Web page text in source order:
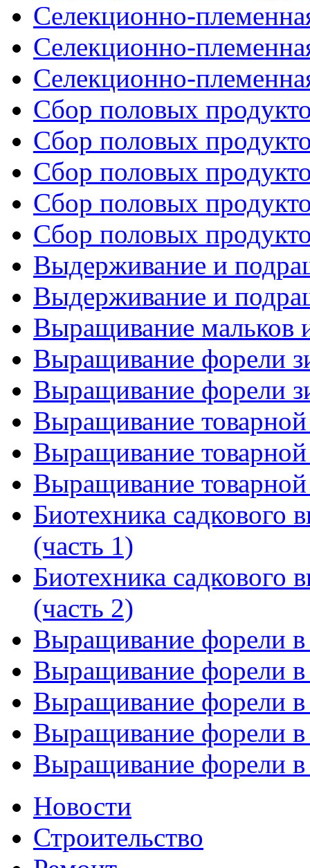
Селекционно-
Селекционно-
Селекционно-
Сбор половых
Сбор половых
Сбор половых
Сбор половых
Сбор половых
Выдерживание и
Выдерживание и
Выращивание мальков
Выращивание форели
Выращивание форели
Выращивание
Выращивание
Выращивание
Биотехника
(часть 1)
Биотехника
(часть 2)
Выращивание форели в
Выращивание форели в
Выращивание форели в
Выращивание форели в
Выращивание форели в
Новости
Строительство